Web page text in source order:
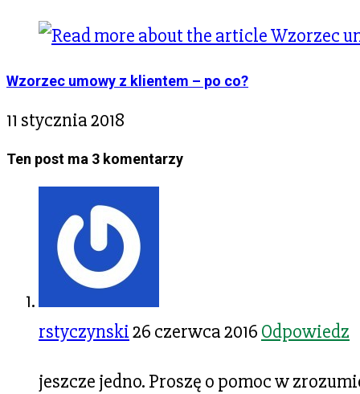
Wzorzec umowy z klientem – po co?
11 stycznia 2018
Ten post ma 3 komentarzy
rstyczynski26 czerwca 2016 Odpowiedz
jeszcze jedno. Proszę o pomoc w